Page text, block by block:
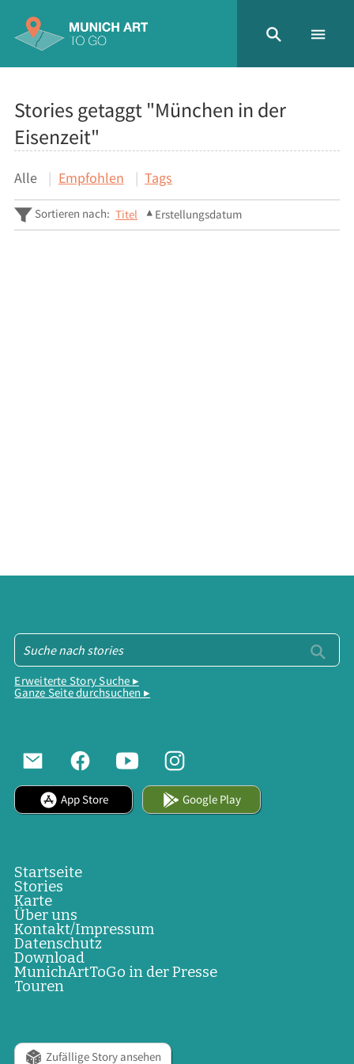
Stories getaggt "München in der
Eisenzeit"
Alle Empfohlen Tags
Sortieren nach: Titel Erstellungsdatum
Erweiterte Story Suche ▸
Ganze Seite durchsuchen ▸
App Store Google Play
Startseite
Stories
Karte
Über uns
Kontakt/Impressum
Datenschutz
Download
MunichArtToGo in der Presse
Touren
Zufällige Story ansehen